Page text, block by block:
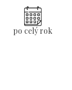
po celý rok